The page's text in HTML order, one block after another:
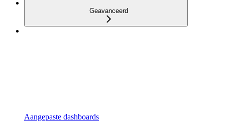
Geavanceerd
Aangepaste dashboards